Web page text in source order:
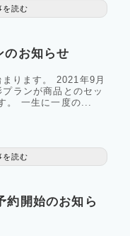
を読む
のお知らせ
ります。 2021年9月
ランが商品とのセッ
。 一生に一度の...
を読む
約開始のお知ら